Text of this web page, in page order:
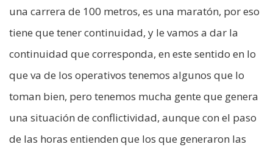
una carrera de 100 metros, es una maratón, por eso
tiene que tener continuidad, y le vamos a dar la
continuidad que corresponda, en este sentido en lo
que va de los operativos tenemos algunos que lo
toman bien, pero tenemos mucha gente que genera
una situación de conflictividad, aunque con el paso
de las horas entienden que los que generaron las